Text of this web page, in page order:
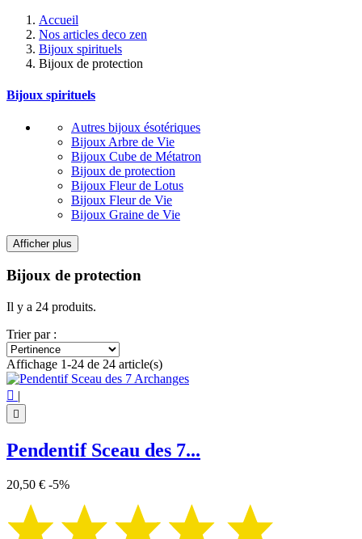
Accueil
Nos articles deco zen
Bijoux spirituels
Bijoux de protection
Bijoux spirituels
Autres bijoux ésotériques
Bijoux Arbre de Vie
Bijoux Cube de Métatron
Bijoux de protection
Bijoux Fleur de Lotus
Bijoux Fleur de Vie
Bijoux Graine de Vie
Effacer les filtres
Prix
€
Ankh
Cube de Métatron 2
Lune 1
Oeil d'Horus 1
Pentagramme - Pentacle 5
Phases de la lune
Sceau des 7 Archanges
Symbole égyptien 1
Afficher plus
Bijoux de protection
Il y a 24 produits.
Trier par :
Affichage 1-24 de 24 article(s)
 |

Pendentif Sceau des 7...
20,50 € -5%